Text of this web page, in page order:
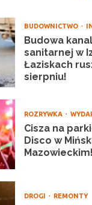
BUDOWNICTWO
Budowa
sanitarnej w
Łaziskach
sierpniu!
ROZRYWKA
Cisza na
Disco w
Mazowieckim!
DROGI REMONTY